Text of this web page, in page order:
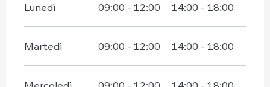
Lunedì 09:00 - 12:00 14:00 - 18:00
Martedì 09:00 - 12:00 14:00 - 18:00